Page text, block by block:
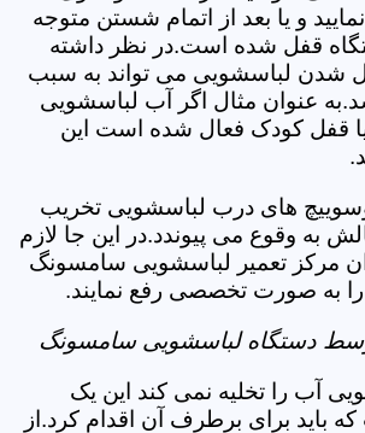
و یا بعد از اتمام شستن متوجه
قفل شده است.در نظر داشته
شدن لباسشویی می تواند به سبب
عنوان مثال اگر آب لباسشویی
قفل کودک فعال شده است این
های درب لباسشویی تخریب
به وقوع می پیوندد.در این جا لازم
مرکز تعمیر لباسشویی سامسونگ
را به صورت تخصصی رفع نمایند.
دستگاه لباسشویی سامسونگ
آب را تخلیه نمی کند این یک
برای برطرف آن اقدام کرد.از